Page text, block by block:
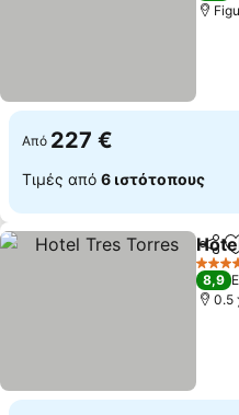
Από 227 €
Τιμές από 6 ιστότοπους
4
8,9
0.5